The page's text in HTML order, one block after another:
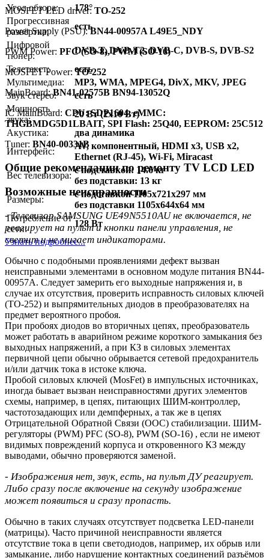
Угол обзора:
178°
Прогрессивная
развёртка:
есть
Цифровой
тюнер:
DVB-T, DVB-T2, DVB-C, DVB-S, DVB-S2
Телетекст:
есть
Мультимедиа:
MP3, WMA, MPEG4, DivX, MKV, JPEG
Звук стерео:
есть
Мощность
звука:
20 Вт (2х10 Вт)
Акустика:
два динамика
Интерфейс:
AV, компонентный, HDMI x3, USB x2,
Ethernet (RJ-45), Wi-Fi, Miracast
Вес телевизора:
с подставкой: 14.6 кг
без подставки: 13 кг
Размеры:
с подставкой 1105x721x297 мм
без подставки 1105x644x64 мм
Потребление от
сети:
128 Вт
Узнать подробнее...
MOSFET LED driver: TO-252
Power Supply (PSU):BN44-00957A L49E5_NDY
PWM Power: PFC (SO-8), PWM (SO-16)
MOSFET Power:TO-252
MainBoard:BN41-02575B BN94-13052Q
IC MainBoard: CPU: SDP1604, eMMC:
THGBMDG5D1LBAIT, SPI Flash: 25Q40, EEPROM: 25C512
Тuner: BN40-00331B
Общие рекомендации по ремонту TV LCD LED
Возможные неисправности
- Телевизор SAMSUNG UE49N5510AU не включается, не
реагирует на пульт и кнопки панели управления, не
светит и не мигает индикаторами.
Обычно с подобными проявлениями дефект вызван
неисправными элементами в основном модуле питания BN44-
00957A. Следует замерить его выходные напряжения и, в
случае их отсутствия, проверить исправность силовых ключей
(TO-252) и выпрямительных диодов в преобразователях на
предмет вероятного пробоя.
При пробоях диодов во вторичных цепях, преобразователь
может работать в аварийном режиме короткого замыкания без
выходных напряжений, а при КЗ в силовых элементах
первичной цепи обычно обрывается сетевой предохранитель
и/или датчик тока в истоке ключа.
Пробой силовых ключей (MosFet) в импульсных источниках,
иногда бывает вызван неисправностями других элементов
схемы, например, в цепях, питающих ШИМ-контроллер,
частотозадающих или демпферных, а так же в цепях
Отрицательной Обратной Связи (ООС) стабилизации. ШИМ-
регуляторы (PWM) PFC (SO-8), PWM (SO-16) , если не имеют
видимых повреждений корпуса и откровенного КЗ между
выводами, обычно проверяются заменой.
- Изображения нет, звук, есть, на пульт ДУ реагирует.
Либо сразу после включение на секунду изображение
может появиться и сразу пропасть.
Обычно в таких случаях отсутствует подсветка LED-панели
(матрицы). Часто причиной неисправности является
отсутствие тока в цепи светодиодов, например, их обрыв или
замыкание, либо нарушение контактных соединений разъёмов